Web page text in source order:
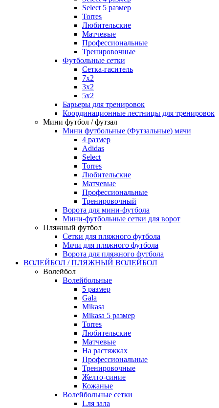
Select 5 размер
Torres
Любительские
Матчевые
Профессиональные
Тренировочные
Футбольные сетки
Сетка-гаситель
7x2
3х2
5х2
Барьеры для тренировок
Координационные лестницы для тренировок
Мини футбол / футзал
Мини футбольные (Футзальные) мячи
4 размер
Adidas
Select
Torres
Любительские
Матчевые
Профессиональные
Тренировочный
Ворота для мини-футбола
Мини-футбольные сетки для ворот
Пляжный футбол
Сетки для пляжного футбола
Мячи для пляжного футбола
Ворота для пляжного футбола
ВОЛЕЙБОЛ / ПЛЯЖНЫЙ ВОЛЕЙБОЛ
Волейбол
Волейбольные
5 размер
Gala
Mikasa
Mikasa 5 размер
Torres
Любительские
Матчевые
На растяжках
Профессиональные
Тренировочные
Желто-синие
Кожаные
Волейбольные сетки
Lля зала